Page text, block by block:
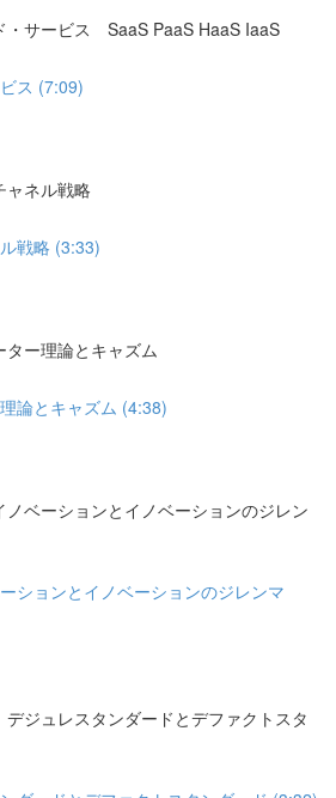
サービス SaaS PaaS HaaS IaaS
ス (7:09)
ネル戦略
戦略 (3:33)
ー理論とキャズム
論とキャズム (4:38)
ベーションとイノベーションのジレン
ションとイノベーションのジレンマ
ュレスタンダードとデファクトスタ